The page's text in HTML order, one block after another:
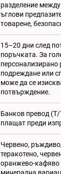
разделение
ъглови
товарене,
15–20 дни след
поръчката. За
персонализирано
подреждане или
може да се
потвърждение.
Банков превод (T/
плащат преди
Червено,
теракотено,
оранжево-кафяво
минерална